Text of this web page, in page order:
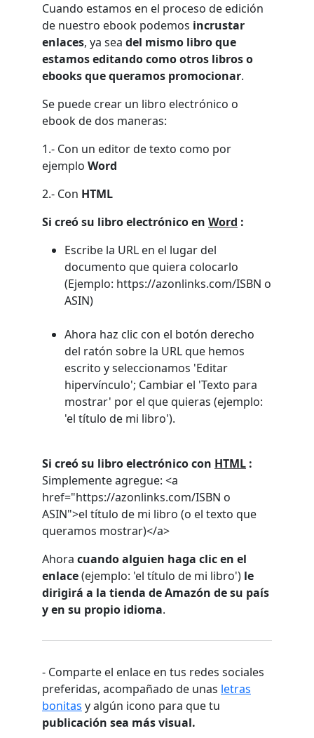
Cuando estamos en el proceso de edición
de nuestro ebook podemos incrustar
enlaces, ya sea del mismo libro que
estamos editando como otros libros o
ebooks que queramos promocionar.
Se puede crear un libro electrónico o
ebook de dos maneras:
1.- Con un editor de texto como por
ejemplo Word
2.- Con HTML
Si creó su libro electrónico en Word :
Escribe la URL en el lugar del
documento que quiera colocarlo
(Ejemplo: https://azonlinks.com/ISBN o
ASIN)
Ahora haz clic con el botón derecho
del ratón sobre la URL que hemos
escrito y seleccionamos 'Editar
hipervínculo'; Cambiar el 'Texto para
mostrar' por el que quieras (ejemplo:
'el título de mi libro').
Si creó su libro electrónico con HTML :
Simplemente agregue: <a
href="https://azonlinks.com/ISBN o
ASIN">el título de mi libro (o el texto que
queramos mostrar)</a>
Ahora cuando alguien haga clic en el
enlace(ejemplo: 'el título de mi libro') le
dirigirá a la tienda de Amazón de su país
y en su propio idioma.
- Comparte el enlace en tus redes sociales
preferidas, acompañado de unas letras
bonitas y algún icono para que tu
publicación sea más visual.